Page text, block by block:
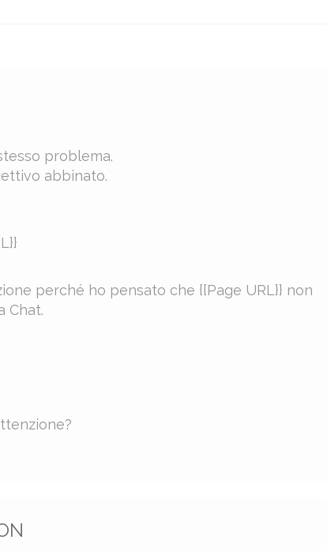
problema.
abbinato.
perché ho pensato che {{Page URL}} non
Chat.